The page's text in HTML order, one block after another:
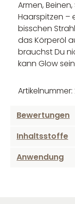
Armen,
Haarspitzen –
bisschen
das Körperöl
brauchst Du
kann Glow
Artikelnummer:
Bewertungen
Inhaltsstoffe
Anwendung